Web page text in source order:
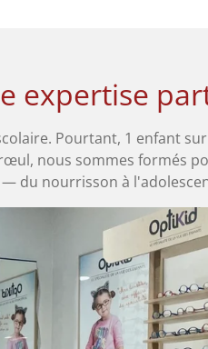
expertise
Pourtant, 1 enfant
nous sommes formés
— du nourrisson à